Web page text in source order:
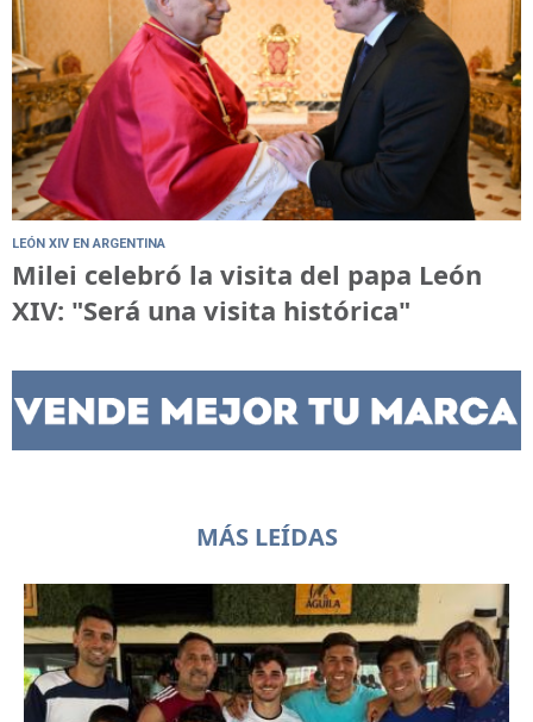
LEÓN XIV EN ARGENTINA
Milei celebró la visita del papa León
XIV: "Será una visita histórica"
MÁS LEÍDAS